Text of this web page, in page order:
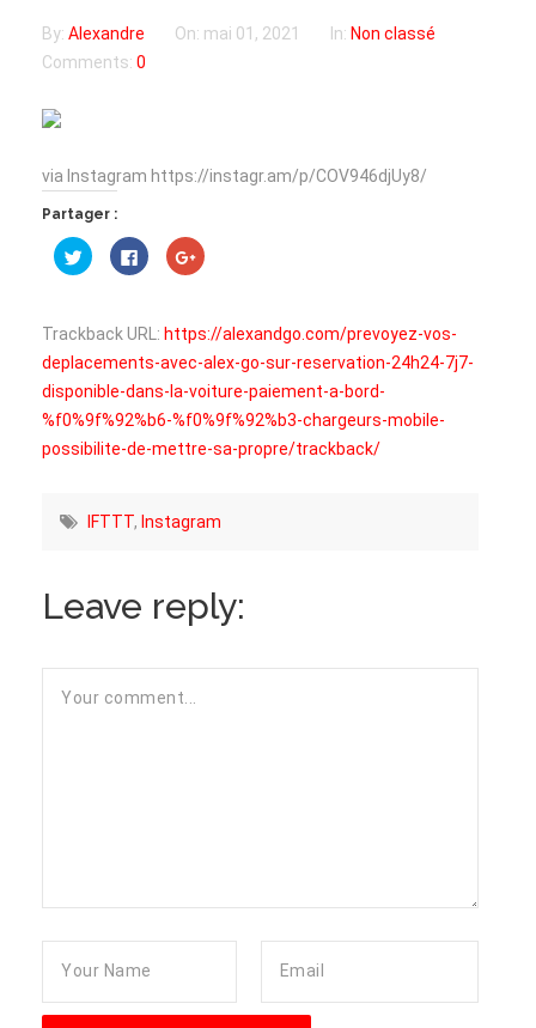
By: Alexandre On: mai 01, 2021 In: Non classé
Comments: 0
via Instagram https://instagr.am/p/COV946djUy8/
Partager :
Cliquez
pour
partager
dans
une
fenêtre)
Cliquez
pour
partager
dans
une
nouvelle
fenêtre)
Cliquez
pour
(ouvre
dans
une
nouvelle
fenêtre)
Trackback URL: https://alexandgo.com/prevoyez-vos-
deplacements-avec-alex-go-sur-reservation-24h24-7j7-
disponible-dans-la-voiture-paiement-a-bord-
%f0%9f%92%b6-%f0%9f%92%b3-chargeurs-mobile-
possibilite-de-mettre-sa-propre/trackback/
IFTTT, Instagram
Leave reply: